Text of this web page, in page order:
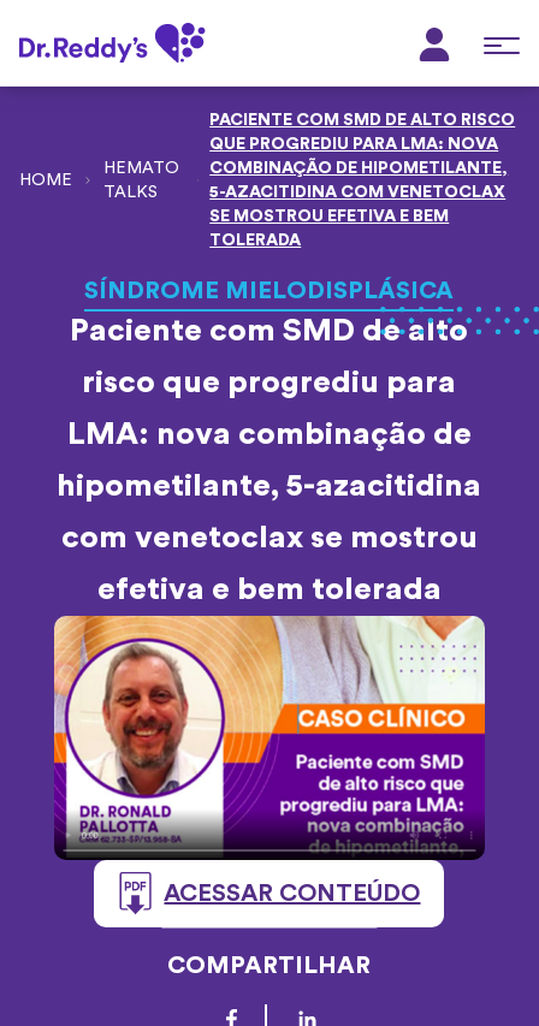
HEMATO
TALKS
PACIENTE COM SMD DE ALTO RISCO
QUE PROGREDIU PARA LMA: NOVA
COMBINAÇÃO DE HIPOMETILANTE,
5-AZACITIDINA COM VENETOCLAX
SE MOSTROU EFETIVA E BEM
TOLERADA
SÍNDROME MIELODISPLÁSICA
Paciente com SMD de alto
risco que progrediu para
LMA: nova combinação de
hipometilante, 5-azacitidina
com venetoclax se mostrou
efetiva e bem tolerada
ACESSAR CONTEÚDO
COMPARTILHAR